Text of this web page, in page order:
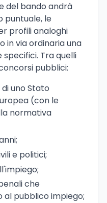
del bando andrà
puntuale, le
profili analoghi
in via ordinaria una
specifici. Tra quelli
pubblici:
uno Stato
(con le
normativa
e politici;
che
al pubblico impiego;